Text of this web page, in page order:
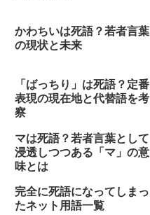
かわちいは死語？若者言葉
の現状と未来
「ばっちり」は死語？定番
表現の現在地と代替語を考
察
マは死語？若者言葉として
浸透しつつある「マ」の意
味とは
完全に死語になってしまっ
たネット用語一覧